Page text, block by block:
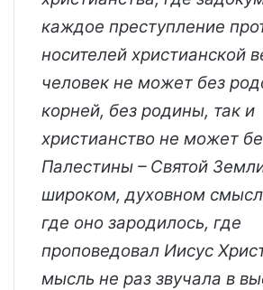
каждое преступление
носителей христианской
человек не может без
корней, без родины, так и
христианство не может
Палестины – Святой
широком, духовном
где оно зародилось, где
проповедовал Иисус
мысль не раз звучала в